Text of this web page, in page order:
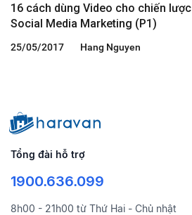
16 cách dùng Video cho chiến lược
Social Media Marketing (P1)
25/05/2017 Hang Nguyen
Tổng đài hỗ trợ
1900.636.099
8h00 - 21h00 từ Thứ Hai - Chủ nhật